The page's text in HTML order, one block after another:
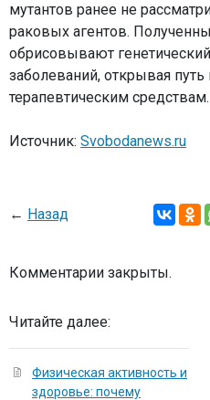
мутантов ранее не
раковых агентов.
обрисовывают
заболеваний, открывая
терапевтическим средствам.
Источник: Svobodanews.ru
← Назад
Комментарии закрыты.
Читайте далее:
Физическая активность и
здоровье: почему